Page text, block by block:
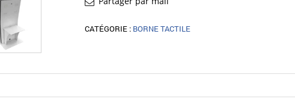
27"
CATÉGORIE : BORNE TACTILE